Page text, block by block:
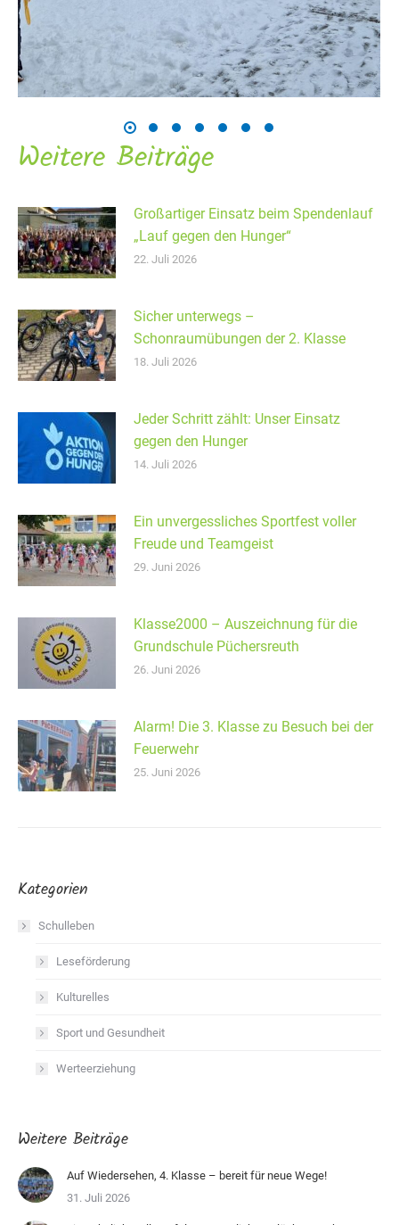
Weitere Beiträge
Großartiger Einsatz beim Spendenlauf
„Lauf gegen den Hunger“
22. Juli 2026
Sicher unterwegs –
Schonraumübungen der 2. Klasse
18. Juli 2026
Jeder Schritt zählt: Unser Einsatz
gegen den Hunger
14. Juli 2026
Ein unvergessliches Sportfest voller
Freude und Teamgeist
29. Juni 2026
Klasse2000 – Auszeichnung für die
Grundschule Püchersreuth
26. Juni 2026
Alarm! Die 3. Klasse zu Besuch bei der
Feuerwehr
25. Juni 2026
Kategorien
Schulleben
Leseförderung
Kulturelles
Sport und Gesundheit
Werteerziehung
Weitere Beiträge
Auf Wiedersehen, 4. Klasse – bereit für neue Wege!
31. Juli 2026